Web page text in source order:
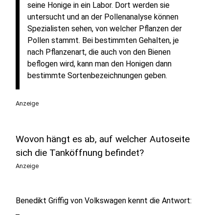
seine Honige in ein Labor. Dort werden sie
untersucht und an der Pollenanalyse können
Spezialisten sehen, von welcher Pflanzen der
Pollen stammt. Bei bestimmten Gehalten, je
nach Pflanzenart, die auch von den Bienen
beflogen wird, kann man den Honigen dann
bestimmte Sortenbezeichnungen geben.
Anzeige
Wovon hängt es ab, auf welcher Autoseite
sich die Tanköffnung befindet?
Anzeige
Benedikt Griffig von Volkswagen kennt die Antwort: